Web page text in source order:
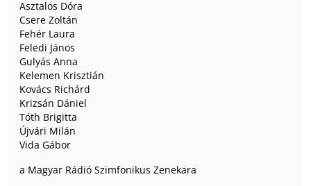
Asztalos Dóra
Csere Zoltán
Fehér Laura
Feledi János
Gulyás Anna
Kelemen Krisztián
Kovács Richárd
Krizsán Dániel
Tóth Brigitta
Újvári Milán
Vida Gábor
a Magyar Rádió Szimfonikus Zenekara